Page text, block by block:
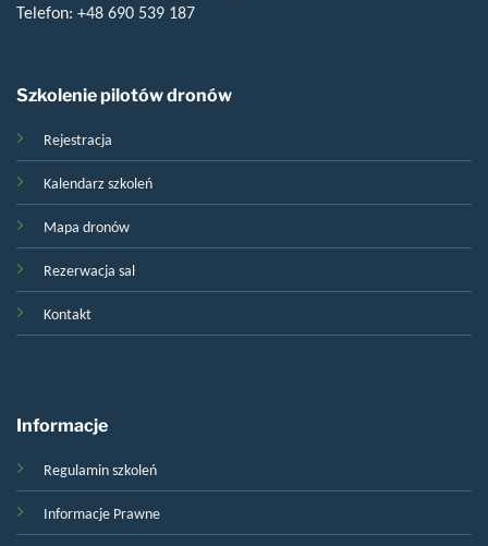
Telefon: +48 690 539 187
Szkolenie pilotów dronów
Rejestracja
Kalendarz szkoleń
Mapa dronów
Rezerwacja sal
Kontakt
Informacje
Regulamin szkoleń
Informacje Prawne